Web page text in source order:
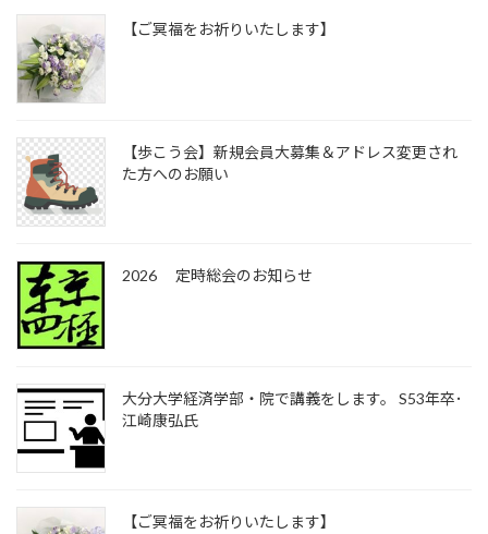
【ご冥福をお祈りいたします】
【歩こう会】新規会員大募集＆アドレス変更され
た方へのお願い
2026 定時総会のお知らせ
大分大学経済学部・院で講義をします。 S53年卒･
江崎康弘氏
【ご冥福をお祈りいたします】